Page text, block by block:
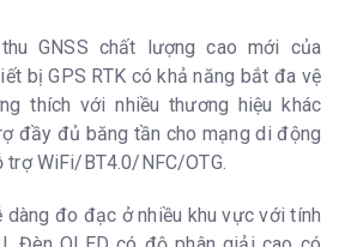
GNSS chất lượng cao mới của
bị GPS RTK có khả năng bắt đa vệ
thích với nhiều thương hiệu khác
đầy đủ băng tần cho mạng di động
WiFi/BT4.0/NFC/OTG.
dàng đo đạc ở nhiều khu vực với tính